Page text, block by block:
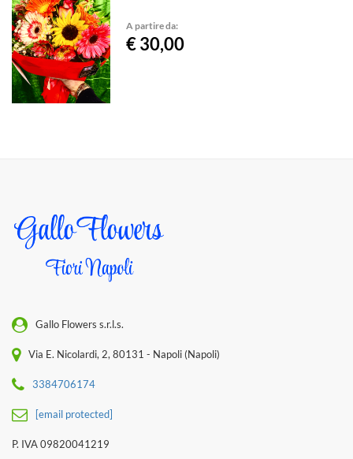
A partire da:
€ 30,00
Gallo Flowers s.r.l.s.
Via E. Nicolardi, 2, 80131 - Napoli (Napoli)
3384706174
[email protected]
P. IVA 09820041219